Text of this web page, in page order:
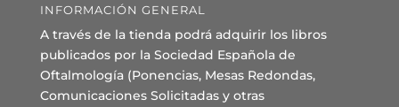
INFORMACIÓN GENERAL
A través de la tienda podrá adquirir los libros
publicados por la Sociedad Española de
Oftalmología (Ponencias, Mesas Redondas,
Comunicaciones Solicitadas y otras